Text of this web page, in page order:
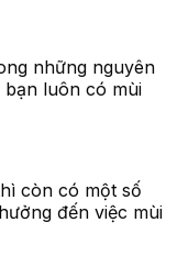
những nguyên
bạn luôn có mùi
còn có một số
đến việc mùi